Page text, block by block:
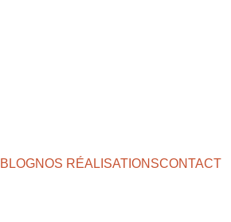
BLOGNOS RÉALISATIONSCONTACT